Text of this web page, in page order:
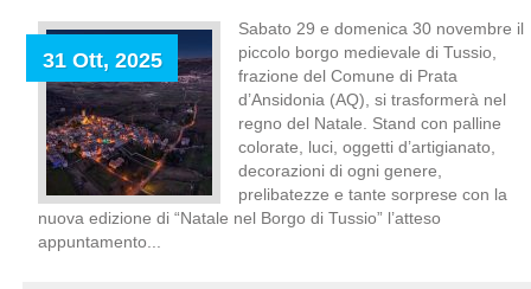
31 Ott, 2025
Sabato 29 e domenica 30 novembre il
piccolo borgo medievale di Tussio,
frazione del Comune di Prata
d’Ansidonia (AQ), si trasformerà nel
regno del Natale. Stand con palline
colorate, luci, oggetti d’artigianato,
decorazioni di ogni genere,
prelibatezze e tante sorprese con la
nuova edizione di “Natale nel Borgo di Tussio” l’atteso
appuntamento...